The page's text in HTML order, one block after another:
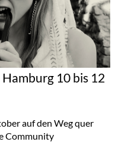
10 bis 12
auf den Weg quer
Community